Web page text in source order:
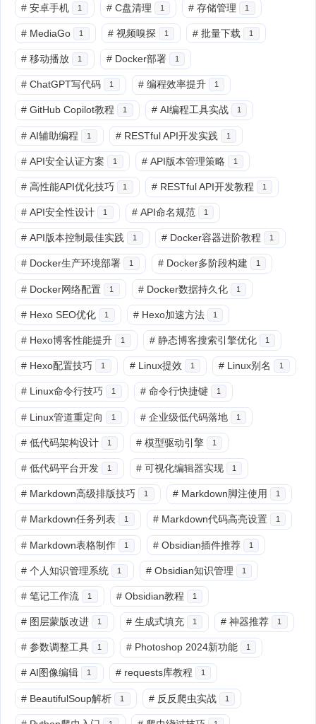
# 安卓手机 1 # C盘清理 1 # 存储管理 1
# MediaGo 1 # 视频嗅探 1 # 批量下载 1
# 移动播放 1 # Docker部署 1
# ChatGPT写代码 1 # 编程效率提升 1
# GitHub Copilot教程 1 # AI编程工具实战 1
# AI辅助编程 1 # RESTful API开发实践 1
# API安全认证方案 1 # API版本管理策略 1
# 高性能API优化技巧 1 # RESTful API开发教程 1
# API安全性设计 1 # API命名规范 1
# API版本控制最佳实践 1 # Docker容器进阶教程 1
# Docker生产环境部署 1 # Docker多阶段构建 1
# Docker网络配置 1 # Docker数据持久化 1
# Hexo SEO优化 1 # Hexo加速方法 1
# Hexo博客性能提升 1 # 静态博客搜索引擎优化 1
# Hexo配置技巧 1 # Linux提效 1 # Linux别名 1
# Linux命令行技巧 1 # 命令行快捷键 1
# Linux管道重定向 1 # 企业级低代码落地 1
# 低代码架构设计 1 # 模型驱动引擎 1
# 低代码平台开发 1 # 可视化编辑器实现 1
# Markdown高级排版技巧 1 # Markdown脚注使用 1
# Markdown任务列表 1 # Markdown代码高亮设置 1
# Markdown表格制作 1 # Obsidian插件推荐 1
# 个人知识管理系统 1 # Obsidian知识管理 1
# 笔记工作流 1 # Obsidian教程 1
# 图层蒙版改进 1 # 生成式填充 1 # 神器推荐 1
# 参数调整工具 1 # Photoshop 2024新功能 1
# AI图像编辑 1 # requests库教程 1
# BeautifulSoup解析 1 # 反反爬虫实战 1